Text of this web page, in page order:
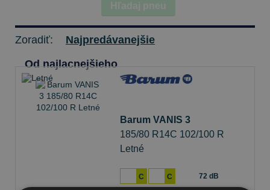
Hľadaj pneu
Zoradiť:
Najpredávanejšie
Od najlacnejšieho
Barum VANIS 3
185/80 R14C 102/100 R
Letné
C C 72 dB